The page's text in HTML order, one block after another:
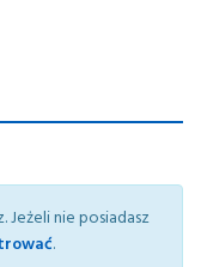
nie posiadasz
.